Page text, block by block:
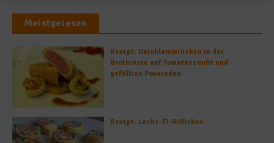
Meistgelesen
Rezept: Deichlammrücken in der
Brotkruste auf Tomatenconfit und
gefüllten Poveraden
Rezept: Lachs-Ei-Röllchen